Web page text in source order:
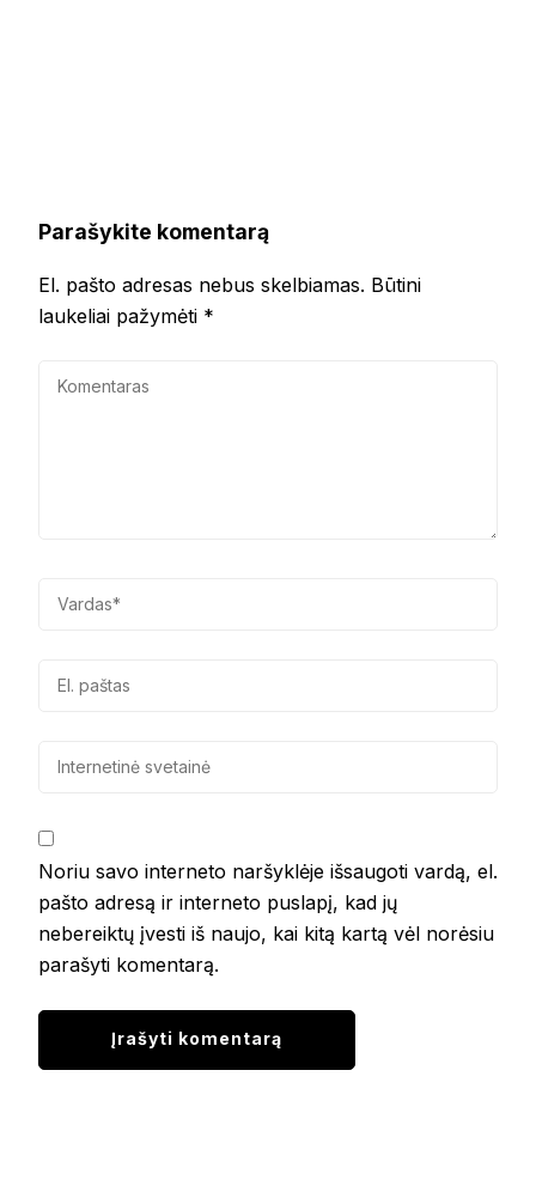
Parašykite komentarą
El. pašto adresas nebus skelbiamas. Būtini
laukeliai pažymėti *
Noriu savo interneto naršyklėje išsaugoti vardą, el.
pašto adresą ir interneto puslapį, kad jų
nebereiktų įvesti iš naujo, kai kitą kartą vėl norėsiu
parašyti komentarą.